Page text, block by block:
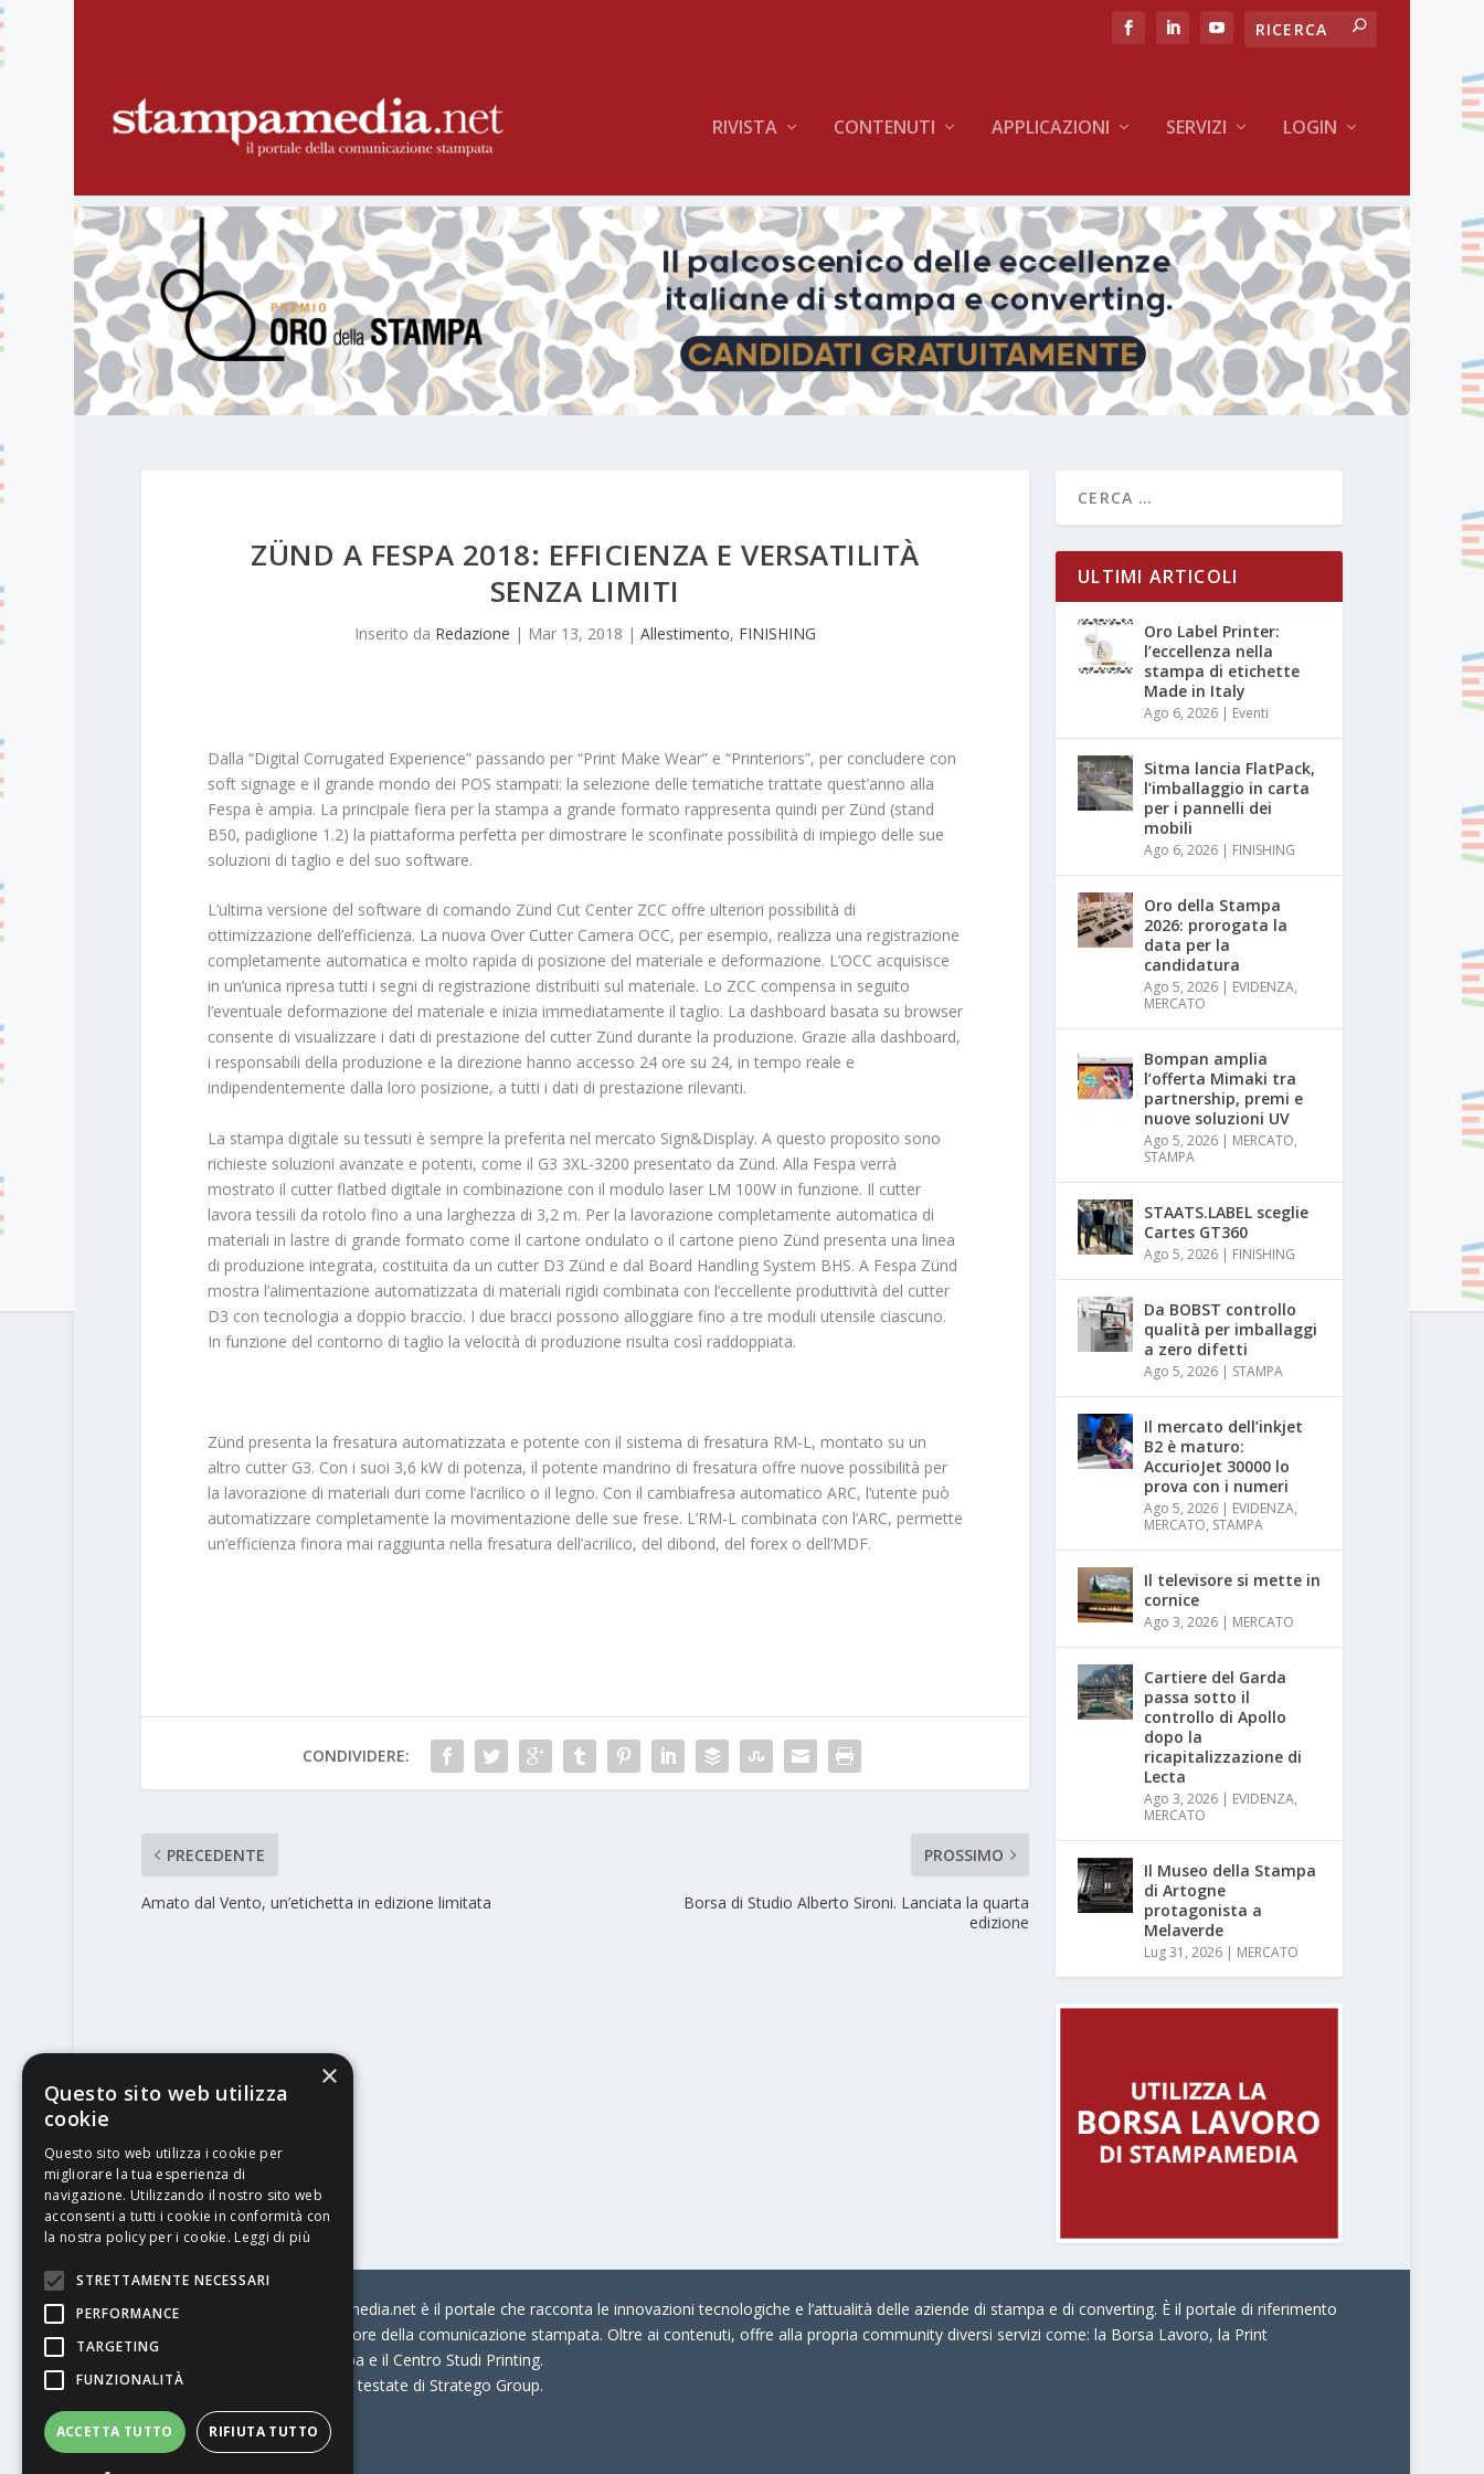
RIVISTA CONTENUTI APPLICAZIONI SERVIZI LOGIN
ZÜND A FESPA 2018: EFFICIENZA E VERSATILITÀ
SENZA LIMITI
Inserito da Redazione | Mar 13, 2018 | Allestimento, FINISHING
Dalla “Digital Corrugated Experience” passando per “Print Make Wear” e “Printeriors”, per concludere con
soft signage e il grande mondo dei POS stampati: la selezione delle tematiche trattate quest’anno alla
Fespa è ampia. La principale fiera per la stampa a grande formato rappresenta quindi per Zünd (stand
B50, padiglione 1.2) la piattaforma perfetta per dimostrare le sconfinate possibilità di impiego delle sue
soluzioni di taglio e del suo software.
L’ultima versione del software di comando Zünd Cut Center ZCC offre ulteriori possibilità di
ottimizzazione dell’efficienza. La nuova Over Cutter Camera OCC, per esempio, realizza una registrazione
completamente automatica e molto rapida di posizione del materiale e deformazione. L’OCC acquisisce
in un’unica ripresa tutti i segni di registrazione distribuiti sul materiale. Lo ZCC compensa in seguito
l’eventuale deformazione del materiale e inizia immediatamente il taglio. La dashboard basata su browser
consente di visualizzare i dati di prestazione del cutter Zünd durante la produzione. Grazie alla dashboard,
i responsabili della produzione e la direzione hanno accesso 24 ore su 24, in tempo reale e
indipendentemente dalla loro posizione, a tutti i dati di prestazione rilevanti.
La stampa digitale su tessuti è sempre la preferita nel mercato Sign&Display. A questo proposito sono
richieste soluzioni avanzate e potenti, come il G3 3XL-3200 presentato da Zünd. Alla Fespa verrà
mostrato il cutter flatbed digitale in combinazione con il modulo laser LM 100W in funzione. Il cutter
lavora tessili da rotolo fino a una larghezza di 3,2 m. Per la lavorazione completamente automatica di
materiali in lastre di grande formato come il cartone ondulato o il cartone pieno Zünd presenta una linea
di produzione integrata, costituita da un cutter D3 Zünd e dal Board Handling System BHS. A Fespa Zünd
mostra l’alimentazione automatizzata di materiali rigidi combinata con l’eccellente produttività del cutter
D3 con tecnologia a doppio braccio. I due bracci possono alloggiare fino a tre moduli utensile ciascuno.
In funzione del contorno di taglio la velocità di produzione risulta così raddoppiata.
Zünd presenta la fresatura automatizzata e potente con il sistema di fresatura RM-L, montato su un
altro cutter G3. Con i suoi 3,6 kW di potenza, il potente mandrino di fresatura offre nuove possibilità per
la lavorazione di materiali duri come l’acrilico o il legno. Con il cambiafresa automatico ARC, l’utente può
automatizzare completamente la movimentazione delle sue frese. L’RM-L combinata con l’ARC, permette
un’efficienza finora mai raggiunta nella fresatura dell’acrilico, del dibond, del forex o dell’MDF.
CONDIVIDERE:
PRECEDENTE
Amato dal Vento, un’etichetta in edizione limitata
PROSSIMO
Borsa di Studio Alberto Sironi. Lanciata la quarta
edizione
ULTIMI ARTICOLI
Oro Label Printer:
l’eccellenza nella
stampa di etichette
Made in Italy
Ago 6, 2026 | Eventi
Sitma lancia FlatPack,
l’imballaggio in carta
per i pannelli dei
mobili
Ago 6, 2026 | FINISHING
Oro della Stampa
2026: prorogata la
data per la
candidatura
Ago 5, 2026 | EVIDENZA,
MERCATO
Bompan amplia
l’offerta Mimaki tra
partnership, premi e
nuove soluzioni UV
Ago 5, 2026 | MERCATO,
STAMPA
STAATS.LABEL sceglie
Cartes GT360
Ago 5, 2026 | FINISHING
Da BOBST controllo
qualità per imballaggi
a zero difetti
Ago 5, 2026 | STAMPA
Il mercato dell’inkjet
B2 è maturo:
AccurioJet 30000 lo
prova con i numeri
Ago 5, 2026 | EVIDENZA,
MERCATO, STAMPA
Il televisore si mette in
cornice
Ago 3, 2026 | MERCATO
Cartiere del Garda
passa sotto il
controllo di Apollo
dopo la
ricapitalizzazione di
Lecta
Ago 3, 2026 | EVIDENZA,
MERCATO
Il Museo della Stampa
di Artogne
protagonista a
Melaverde
Lug 31, 2026 | MERCATO
© Stratego Group –
stampamedia.net è il portale che racconta le innovazioni tecnologiche e l’attualità delle aziende di stampa e di converting. È il portale di riferimento
per chi opera in Italia nel settore della comunicazione stampata. Oltre ai contenuti, offre alla propria community diversi servizi come: la Borsa Lavoro, la Print
Connection, i Big della Stampa e il Centro Studi Printing.
Stampamedia.net è una delle testate di Stratego Group.
Partita IVA07921450156
×
Questo sito web utilizza
cookie
Questo sito web utilizza i cookie per
migliorare la tua esperienza di
navigazione. Utilizzando il nostro sito web
acconsenti a tutti i cookie in conformità con
la nostra policy per i cookie. Leggi di più
STRETTAMENTE NECESSARI
PERFORMANCE
TARGETING
FUNZIONALITÀ
ACCETTA TUTTO RIFIUTA TUTTO